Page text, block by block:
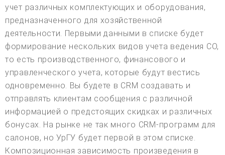
учет различных комплектующих и оборудования,
предназначенного для хозяйственной
деятельности. Первыми данными в списке будет
формирование нескольких видов учета ведения СО,
то есть производственного, финансового и
управленческого учета, которые будут вестись
одновременно. Вы будете в CRM создавать и
отправлять клиентам сообщения с различной
информацией о предстоящих скидках и различных
бонусах. На рынке не так много CRM-программ для
салонов, но УрГУ будет первой в этом списке.
Композиционная зависимость произведения в